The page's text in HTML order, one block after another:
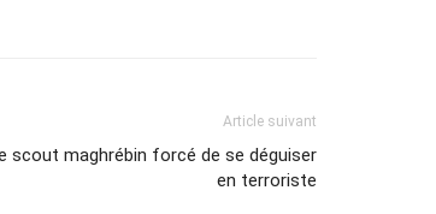
Article suivant
scout maghrébin forcé de se déguiser
en terroriste